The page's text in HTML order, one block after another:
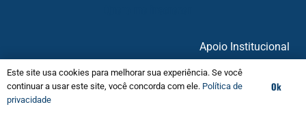
Apoio Institucional
Este site usa cookies para melhorar sua experiência. Se você
continuar a usar este site, você concorda com ele. Política de
privacidade
Ok